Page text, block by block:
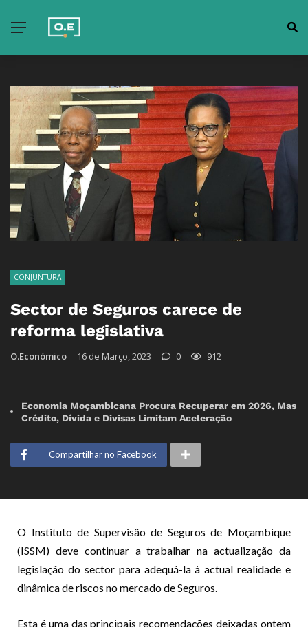
CONJUNTURA
Sector de Seguros carece de
reforma legislativa
O.Económico 16 de Março, 2023 0 912
Economia Moçambicana Procura Recuperar em 2026, Mas
Crédito, Dívida e Divisas Limitam Aceleração
Compartilhar no Facebook
O Instituto de Supervisão de Seguros de Moçambique
(ISSM) deve continuar a trabalhar na actualização da
legislação do sector para adequá-la à actual realidade e
dinâmica de riscos no mercado de Seguros.
Esta é uma das principais recomendações deixadas ontem